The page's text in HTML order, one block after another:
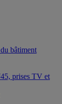
bâtiment
prises TV et